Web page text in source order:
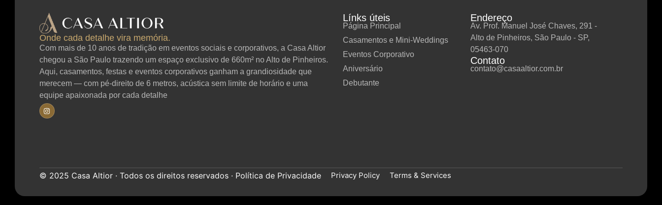
Onde cada detalhe vira memória.
Com mais de 10 anos de tradição em eventos sociais e corporativos, a Casa Altior
chegou a São Paulo trazendo um espaço exclusivo de 660m² no Alto de Pinheiros.
Aqui, casamentos, festas e eventos corporativos ganham a grandiosidade que
merecem — com pé-direito de 6 metros, acústica sem limite de horário e uma
equipe apaixonada por cada detalhe
Línks úteis
Página Principal
Casamentos e Mini-Weddings
Eventos Corporativo
Aniversário
Debutante
Endereço
Av. Prof. Manuel José Chaves, 291 -
Alto de Pinheiros, São Paulo - SP,
05463-070
Contato
contato@casaaltior.com.br
© 2025 Casa Altior · Todos os direitos reservados · Política de Privacidade Privacy Policy Terms & Services